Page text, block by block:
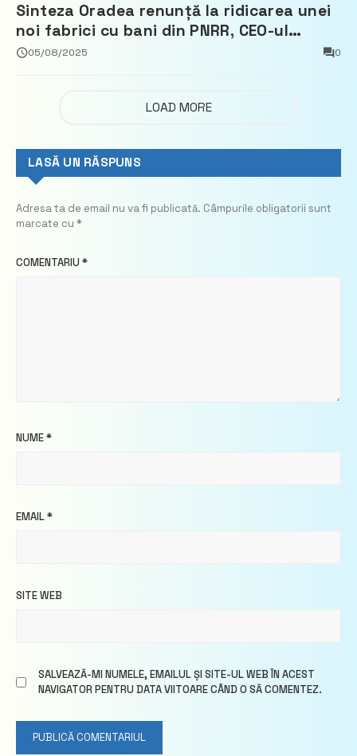
Sinteza Oradea renunță la ridicarea unei
noi fabrici cu bani din PNRR, CEO-ul
demisionează – Profit.ro
05/08/2025 0
LOAD MORE
LASĂ UN RĂSPUNS
Adresa ta de email nu va fi publicată. Câmpurile obligatorii sunt
marcate cu *
COMENTARIU *
NUME*
EMAIL*
SITE WEB
SALVEAZĂ-MI NUMELE, EMAILUL ȘI SITE-UL WEB ÎN ACEST
NAVIGATOR PENTRU DATA VIITOARE CÂND O SĂ COMENTEZ.